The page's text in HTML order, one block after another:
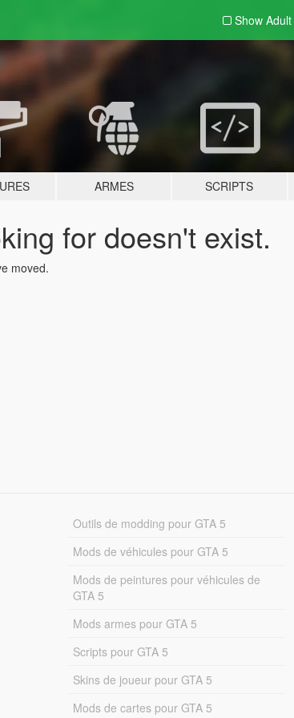
Show Adult
ARMES SCRIPTS
for doesn't exist.
moved.
Outils de modding pour GTA 5
Mods de véhicules pour GTA 5
Mods de peintures pour véhicules de
GTA 5
Mods armes pour GTA 5
Scripts pour GTA 5
Skins de joueur pour GTA 5
Mods de cartes pour GTA 5